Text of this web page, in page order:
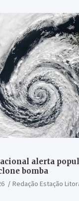
alerta
bomba
Redação Estação